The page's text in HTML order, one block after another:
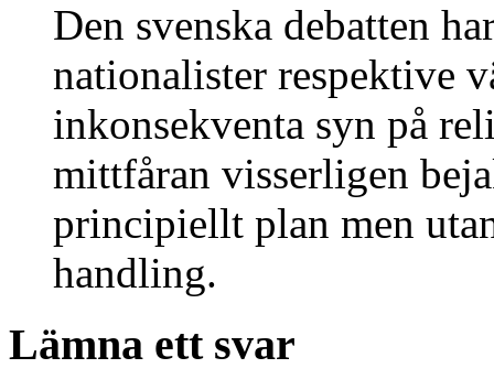
Den svenska debatten
nationalister respektive
inkonsekventa syn på
mittfåran visserligen
principiellt plan men
handling.
Lämna ett svar